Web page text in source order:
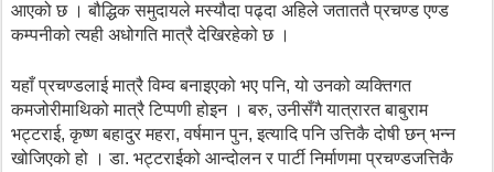
आएको छ । बौद्धिक समुदायले मस्यौदा पढ्दा अहिले जताततै प्रचण्ड एण्ड
कम्पनीको त्यही अधोगति मात्रै देखिरहेको छ ।
यहाँ प्रचण्डलाई मात्रै विम्व बनाइएको भए पनि, यो उनको व्यक्तिगत
कमजोरीमाथिको मात्रै टिप्पणी होइन । बरु, उनीसँगै यात्रारत बाबुराम
भट्टराई, कृष्ण बहादुर महरा, वर्षमान पुन, इत्यादि पनि उत्तिकै दोषी छन् भन्न
खोजिएको हो । डा. भट्टराईको आन्दोलन र पार्टी निर्माणमा प्रचण्डजत्तिकै